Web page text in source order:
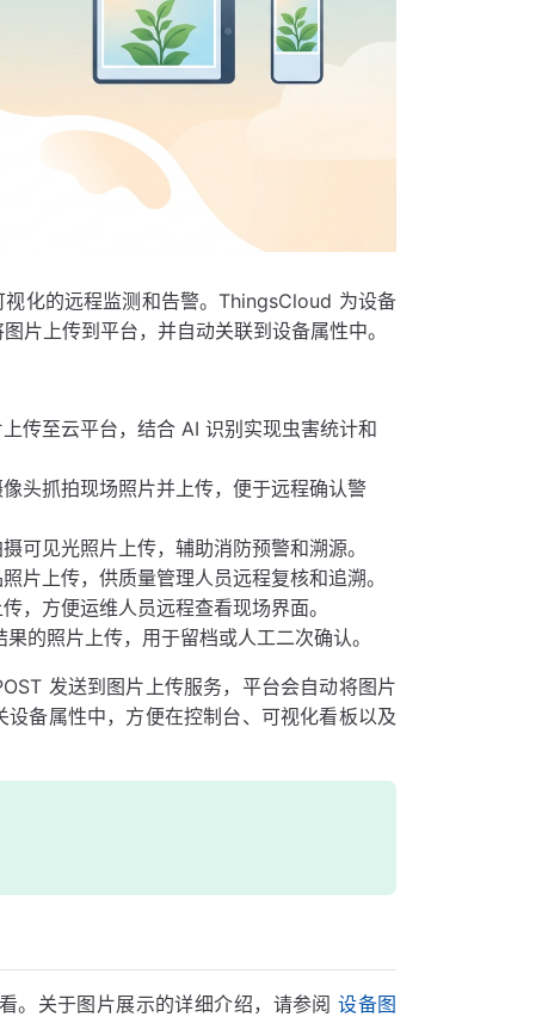
化的远程监测和告警。ThingsCloud 为设备
片上传到平台，并自动关联到设备属性中。
传至云平台，结合 AI 识别实现虫害统计和
头抓拍现场照片并上传，便于远程确认警
可见光照片上传，辅助消防预警和溯源。
片上传，供质量管理人员远程复核和追溯。
，方便运维人员远程查看现场界面。
的照片上传，用于留档或人工二次确认。
发送到图片上传服务，平台会自动将图片
备属性中，方便在控制台、可视化看板以及
。关于图片展示的详细介绍，请参阅设备图